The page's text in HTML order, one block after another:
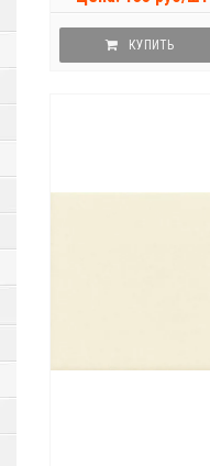
КУПИТЬ